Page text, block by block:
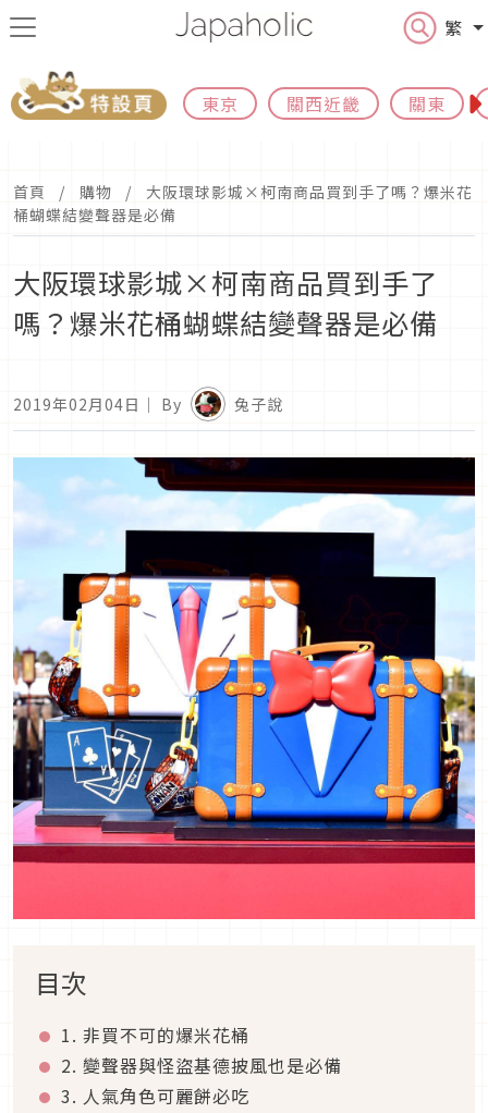
繁
東京 關西近畿 關東
首頁 購物
大阪環球影城×柯南商品買到手了嗎？爆米花
桶蝴蝶結變聲器是必備
大阪環球影城×柯南商品買到手了
嗎？爆米花桶蝴蝶結變聲器是必備
2019年02月04日 ｜ By 兔子說
目次
1. 非買不可的爆米花桶
2. 變聲器與怪盜基德披風也是必備
3. 人氣角色可麗餅必吃